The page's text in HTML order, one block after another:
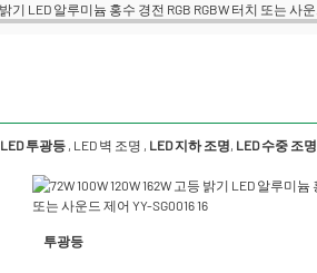
LED 투광등 LED 벽 조명 LED 지하 조명 LED 수중 조명
투광등